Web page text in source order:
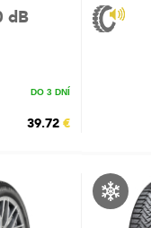
dB
DO 3 DNÍ
39.72 €